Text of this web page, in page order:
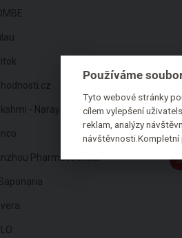
- Narayan
Pharmaceutical
Používáme
Tyto webové stránky
cílem vylepšení
reklam, analýzy
návštěvnosti.Kompletní